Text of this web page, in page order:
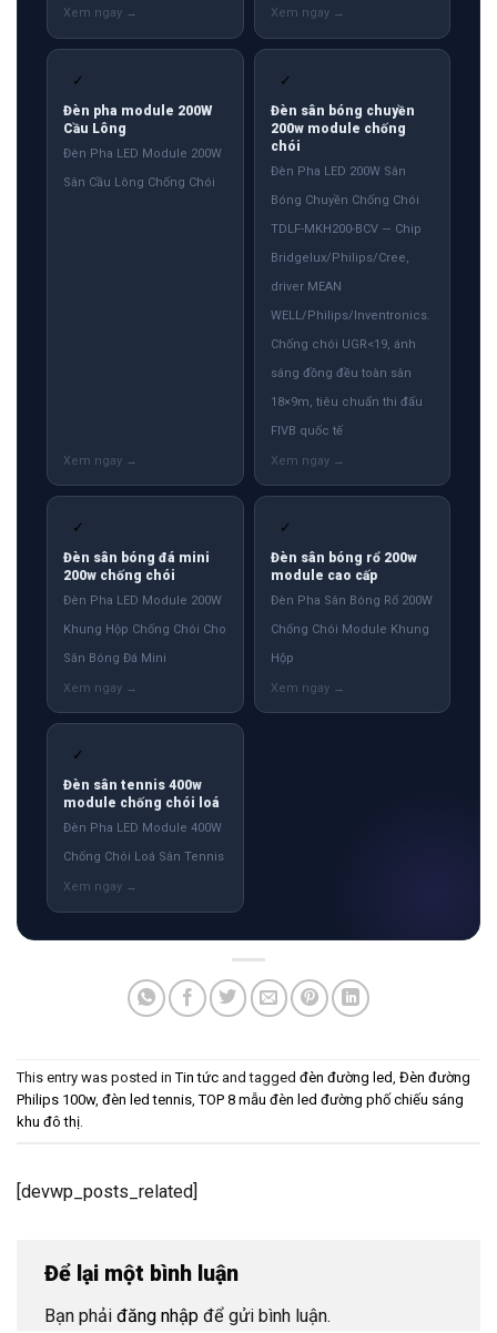
✓
Đèn pha module 200W
Cầu Lông
Đèn Pha LED Module 200W
Sân Cầu Lông Chống Chói
✓
Đèn sân bóng chuyền
200w module chống
chói
Đèn Pha LED 200W Sân
Bóng Chuyền Chống Chói
TDLF-MKH200-BCV — Chip
Bridgelux/Philips/Cree,
driver MEAN
WELL/Philips/Inventronics.
Chống chói UGR<19, ánh
sáng đồng đều toàn sân
18×9m, tiêu chuẩn thi đấu
FIVB quốc tế
✓
Đèn sân bóng đá mini
200w chống chói
Đèn Pha LED Module 200W
Khung Hộp Chống Chói Cho
Sân Bóng Đá Mini
✓
Đèn sân bóng rổ 200w
module cao cấp
Đèn Pha Sân Bóng Rổ 200W
Chống Chói Module Khung
Hộp
✓
Đèn sân tennis 400w
module chống chói loá
Đèn Pha LED Module 400W
Chống Chói Loá Sân Tennis
This entry was posted inTin tức and tagged đèn đường led, Đèn đường
Philips 100w, đèn led tennis,TOP 8 mẫu đèn led đường phố chiếu sáng
khu đô thị.
[devwp_posts_related]
Để lại một bình luận
Bạn phải đăng nhập để gửi bình luận.